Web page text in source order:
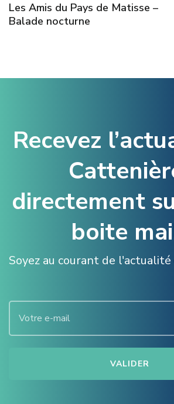
Les Amis du Pays de Matisse –
Balade nocturne
Recevez
directement
boite
Soyez au courant de